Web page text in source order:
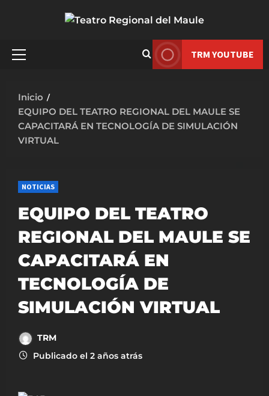
Menú
TRM YOUTUBE
Inicio
EQUIPO DEL TEATRO REGIONAL DEL MAULE SE
CAPACITARÁ EN TECNOLOGÍA DE SIMULACIÓN
VIRTUAL
NOTICIAS
EQUIPO DEL TEATRO
REGIONAL DEL MAULE SE
CAPACITARÁ EN
TECNOLOGÍA DE
SIMULACIÓN VIRTUAL
TRM
Publicado el 2 años atrás